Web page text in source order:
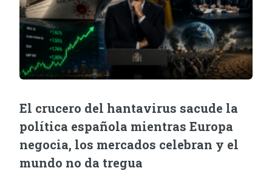
El crucero del hantavirus sacude la
política española mientras Europa
negocia, los mercados celebran y el
mundo no da tregua